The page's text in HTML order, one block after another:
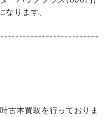
ります。
古本買取を行っておりま